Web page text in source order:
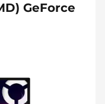
GeForce